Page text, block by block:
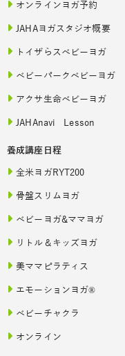
オンラインヨガ予約
JAHAヨガスタジオ概要
トイザらスベビーヨガ
ベビーパークベビーヨガ
アクサ生命ベビーヨガ
JAHAnavi Lesson
養成講座日程
全米ヨガRYT200
骨盤スリムヨガ
ベビーヨガ&ママヨガ
リトル＆キッズヨガ
美ママピラティス
エモーションヨガ®
ベビーチャクラ
オンライン